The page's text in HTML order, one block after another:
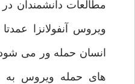
مطالعات دانشمندان
ويروس آنفولانزا
انسان حمله ور مى
هاى حمله ويروس به